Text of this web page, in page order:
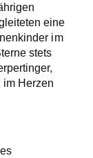
eine
im
stets
im Herzen